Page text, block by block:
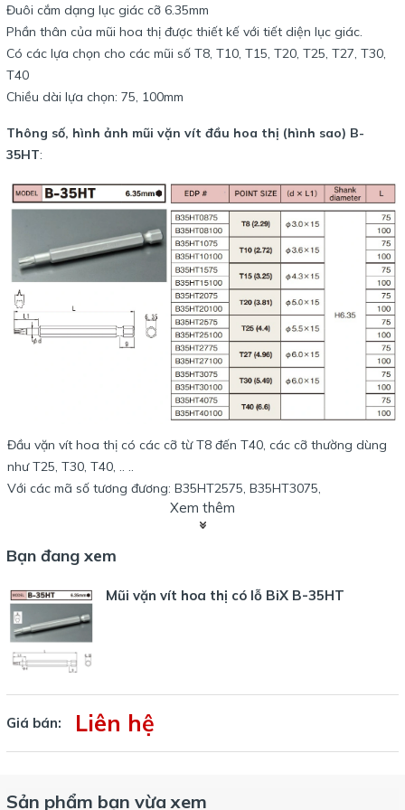
Đuôi cắm dạng lục giác cỡ 6.35mm
Phần thân của mũi hoa thị được thiết kế với tiết diện lục giác.
Có các lựa chọn cho các mũi số T8, T10, T15, T20, T25, T27, T30,
T40
Chiều dài lựa chọn: 75, 100mm
Thông số, hình ảnh mũi vặn vít đầu hoa thị (hình sao) B-
35HT:
Đầu vặn vít hoa thị có các cỡ từ T8 đến T40, các cỡ thường dùng
như T25, T30, T40, .. ..
Với các mã số tương đương: B35HT2575, B35HT3075,
Chiều dài thông dụng của mũi hoa thị: 75, 100mm
Sản phẩm tương đương dòng JT của Vessel hoặ V-17T của Ohmi,
Với biên dạng thân tròn, đầu mũi hoa thị, tham khảo mũi hoa
thị BiX B-35T:
Xem thêm
Bạn đang xem
Mũi vặn vít hoa thị có lỗ BiX B-35HT
Giá bán: Liên hệ
Sản phẩm bạn vừa xem